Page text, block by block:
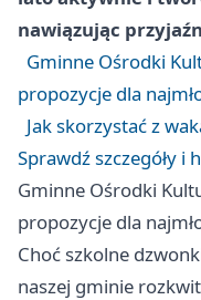
nawiązując
Gminne Ośrodki
propozycje dla
Jak skorzystać z
Sprawdź szczegóły i
Gminne Ośrodki
propozycje dla
Choć szkolne
naszej gminie